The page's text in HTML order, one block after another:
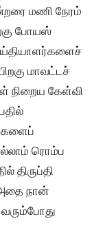
மணி நேரம்
போயஸ்
மாவட்டச்
நிறைய கேள்வி
ரொம்ப
திருப்தி
நான்